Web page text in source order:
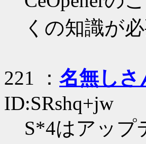
くの知識が
221 ： 名無し
ID:SRshq+jw
S*4はアップ